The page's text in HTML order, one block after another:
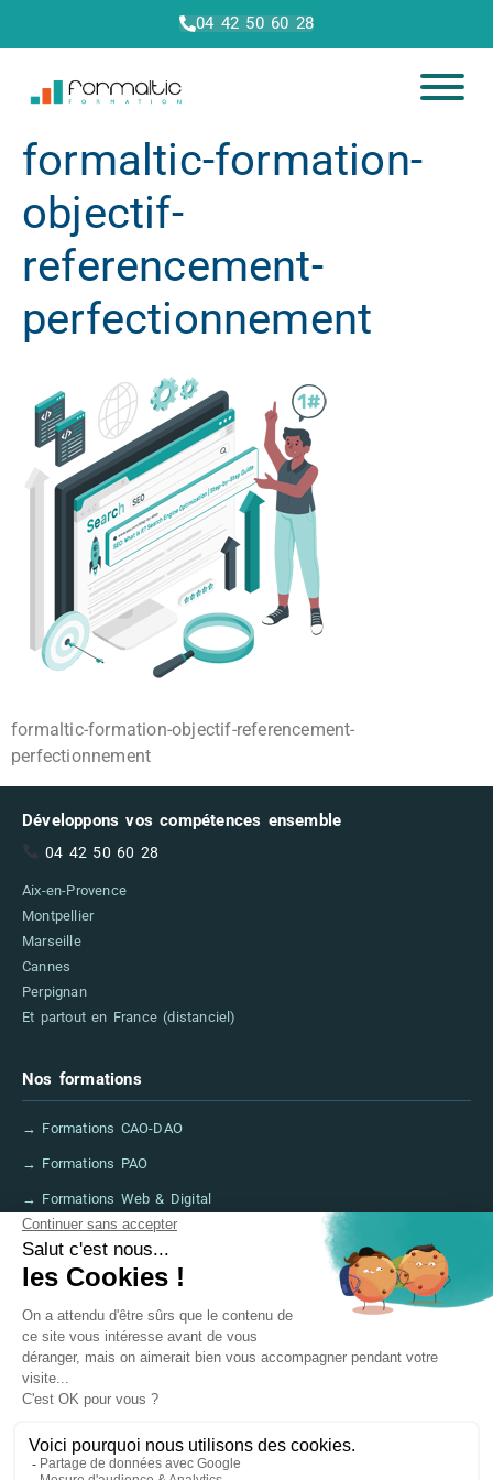
04 42 50 60 28
formaltic-formation-
objectif-
referencement-
perfectionnement
formaltic-formation-objectif-referencement-
perfectionnement
Développons vos compétences ensemble
04 42 50 60 28
Aix-en-Provence
Montpellier
Marseille
Cannes
Perpignan
Et partout en France (distanciel)
Nos formations
→ Formations CAO-DAO
→ Formations PAO
→ Formations Web & Digital
→ Formations IA
→ Financer sa formation (CPF, France Travail)
Informations légales
→ Mentions légales
→ Accessibilité
→ Certifications & Labels